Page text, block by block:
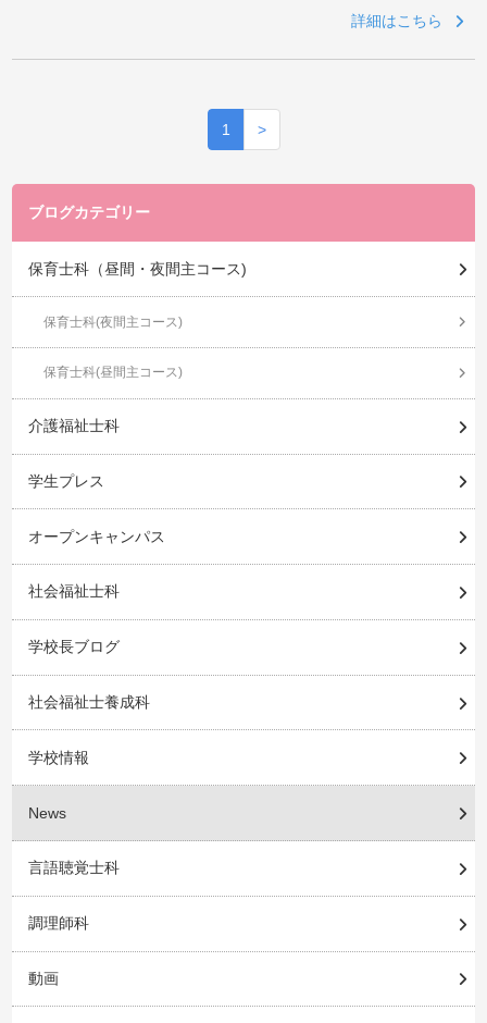
詳細はこちら
1 >
ブログカテゴリー
保育士科（昼間・夜間主コース)
保育士科(夜間主コース)
保育士科(昼間主コース)
介護福祉士科
学生プレス
オープンキャンパス
社会福祉士科
学校長ブログ
社会福祉士養成科
学校情報
News
言語聴覚士科
調理師科
動画